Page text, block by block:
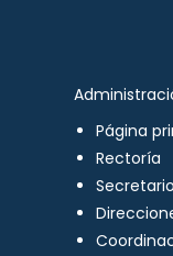
Página
Rectoría